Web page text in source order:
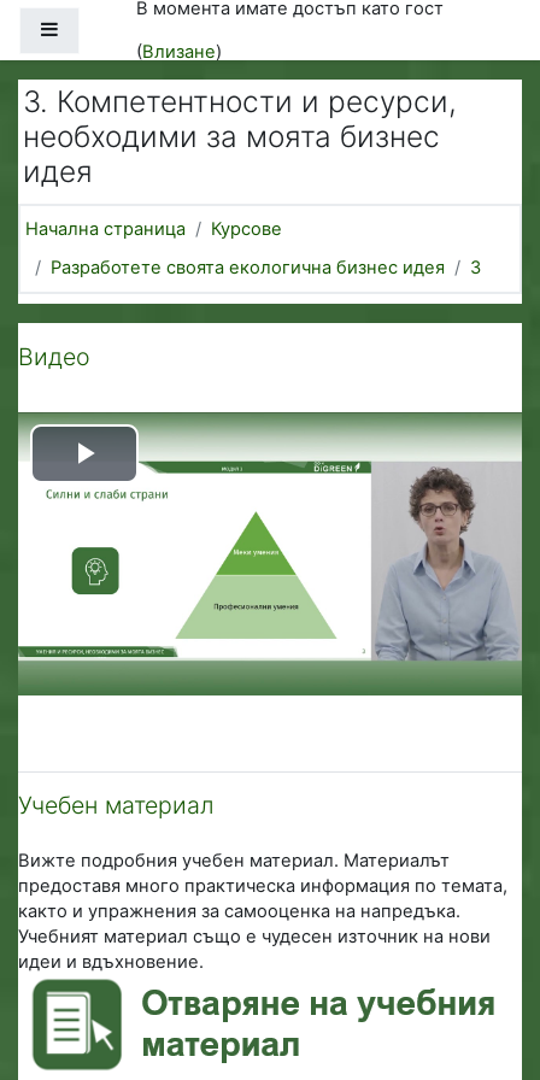
Прескочи на основното съдържание
В момента имате достъп като гост
(Влизане)
3. Компетентности и ресурси,
необходими за моята бизнес
идея
Начална страница
Курсове
Разработете своята екологична бизнес идея
3
Представяне по теми
Видео
Play
Учебен материал
Вижте подробния учебен материал. Материалът
предоставя много практическа информация по темата,
както и упражнения за самооценка на напредъка.
Учебният материал също е чудесен източник на нови
идеи и вдъхновение.